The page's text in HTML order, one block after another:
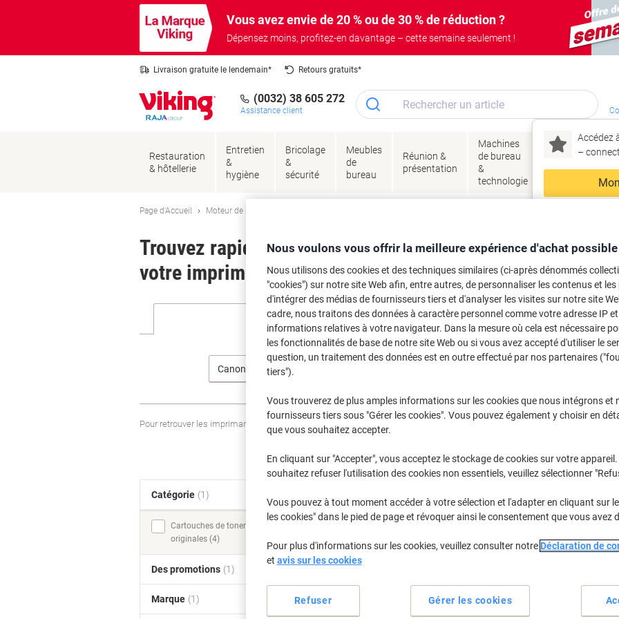
Vous avez envie de 20 % ou de 30 % de réduction ?
Dépensez moins, profitez-en davantage – cette semaine seulement !
Livraison gratuite le lendemain* Retours gratuits*
(0032) 38 605 272
Assistance client
Accédez
–
Restauration
& hôtellerie
Entretien
&
hygiène
Bricolage
&
sécurité
Meubles
de
bureau
Réunion &
présentation
Machines
de bureau
&
technologie
Encres
&
Page d'Accueil Moteur de recherche d'encre et toner
Trouvez rapidement les cartouches d'encre, toners ou
votre imprimante.
Sélectionner la marque, la gamme et le modèle
Canon
Pour retrouver les imprimantes listées et/ou les cartouches précédemment achetées Se connecter
Canon LBP-8030 CN Cartouches
Trier par :
Catégorie (1)
Cartouches de toner
originales (4)
Des promotions (1)
Marque (1)
Nous voulons vous offrir la meilleure expérience d'achat possible
Nous utilisons des cookies et des techniques similaires (ci-après dénommés
"cookies") sur notre site Web afin, entre autres, de personnaliser les contenus et les
d'intégrer des médias de fournisseurs tiers et d'analyser les visites sur notre site
cadre, nous traitons des données à caractère personnel comme votre adresse IP et
informations relatives à votre navigateur. Dans la mesure où cela est nécessaire
les fonctionnalités de base de notre site Web ou si vous avez accepté d'utiliser le
question, un traitement des données est en outre effectué par nos partenaires
tiers").
Vous trouverez de plus amples informations sur les cookies que nous intégrons et
fournisseurs tiers sous "Gérer les cookies". Vous pouvez également y choisir en
que vous souhaitez accepter.
En cliquant sur "Accepter", vous acceptez le stockage de cookies sur votre appareil.
souhaitez refuser l'utilisation des cookies non essentiels, veuillez sélectionner
Vous pouvez à tout moment accéder à votre sélection et l'adapter en cliquant sur le
les cookies" dans le pied de page et révoquer ainsi le consentement que vous avez
Pour plus d'informations sur les cookies, veuillez consulter notre Déclaration de
et avis sur les cookies
Gérer les cookies
Refuser